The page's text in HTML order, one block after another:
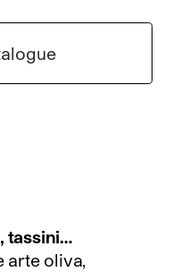
tassini…
arte oliva,